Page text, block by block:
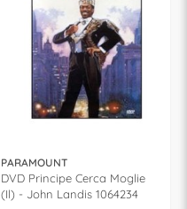
PARAMOUNT
DVD Principe Cerca Moglie
(Il) - John Landis 1064234